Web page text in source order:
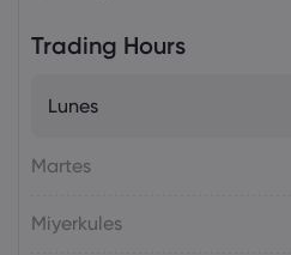
Trading Hours
Lunes
Martes
Miyerkules